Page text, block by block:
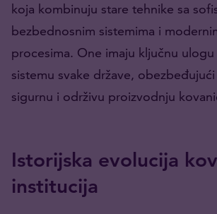
koja kombinuju stare tehnike sa
bezbednosnim sistemima i
procesima. One imaju ključnu
sistemu svake države,
sigurnu i održivu proizvodnju
Istorijska evolucija
institucija